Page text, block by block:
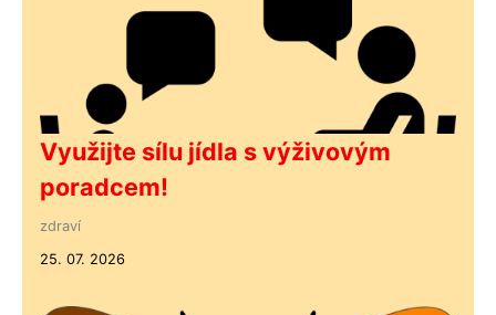
Využijte sílu jídla s výživovým
poradcem!
zdraví
25. 07. 2026